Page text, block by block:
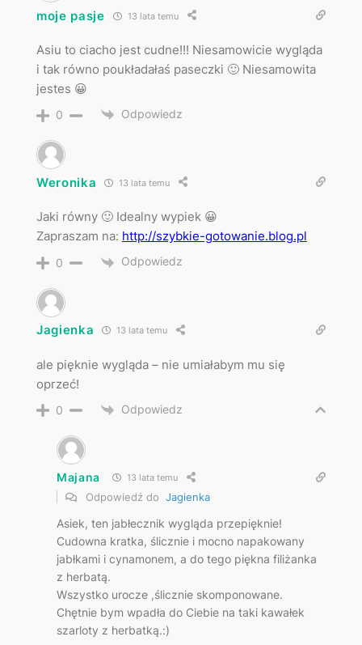
moje pasje 13 lata temu
Asiu to ciacho jest cudne!!! Niesamowicie wygląda
i tak równo poukładałaś paseczki 🙂 Niesamowita
jestes 😀
0 Odpowiedz
Weronika 13 lata temu
Jaki równy 🙂 Idealny wypiek 😀
Zapraszam na: http://szybkie-gotowanie.blog.pl
0 Odpowiedz
Jagienka 13 lata temu
ale pięknie wygląda – nie umiałabym mu się
oprzeć!
0 Odpowiedz
Majana 13 lata temu
Odpowiedź do Jagienka
Asiek, ten jabłecznik wygląda przepięknie!
Cudowna kratka, ślicznie i mocno napakowany
jabłkami i cynamonem, a do tego piękna filiżanka
z herbatą.
Wszystko urocze ,ślicznie skomponowane.
Chętnie bym wpadła do Ciebie na taki kawałek
szarloty z herbatką.:)